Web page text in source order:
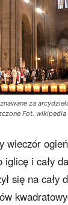
za
Fot. wikipedia
wieczór
iglicę i cały
się na cały